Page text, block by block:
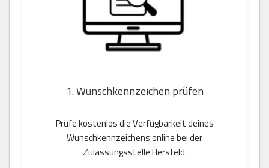
1. Wunschkennzeichen prüfen
Prüfe kostenlos die Verfügbarkeit deines
Wunschkennzeichens online bei der
Zulassungsstelle Hersfeld.